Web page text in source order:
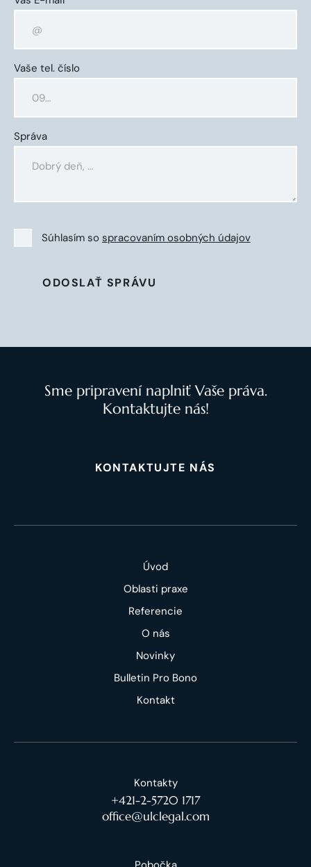
Vaše tel. číslo
Správa
Súhlasím so spracovaním osobných údajov
ODOSLAŤ SPRÁVU
Sme pripravení naplniť Vaše práva.
Kontaktujte nás!
KONTAKTUJTE NÁS
Úvod
Oblasti praxe
Referencie
O nás
Novinky
Bulletin Pro Bono
Kontakt
Kontakty
+421-2-5720 1717
office@ulclegal.com